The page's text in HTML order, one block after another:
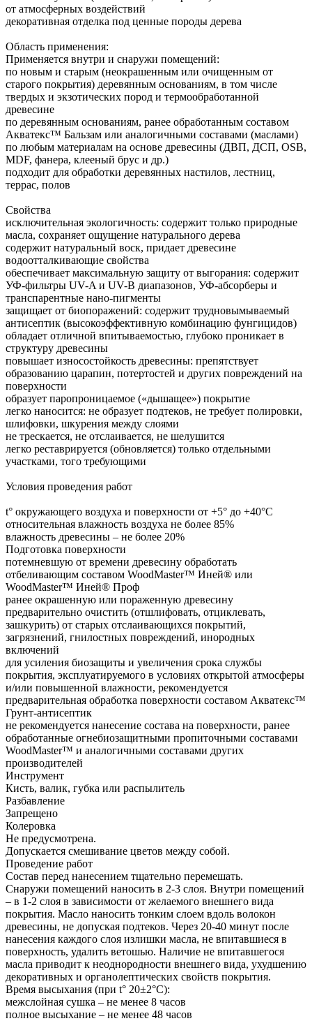
от атмосферных воздействий
декоративная отделка под ценные породы дерева
Область применения:
Применяется внутри и снаружи помещений:
по новым и старым (неокрашенным или очищенным от
старого покрытия) деревянным основаниям, в том числе
твердых и экзотических пород и термообработанной
древесине
по деревянным основаниям, ранее обработанным составом
Акватекс™ Бальзам или аналогичными составами (маслами)
по любым материалам на основе древесины (ДВП, ДСП, OSB,
MDF, фанера, клееный брус и др.)
подходит для обработки деревянных настилов, лестниц,
террас, полов
Свойства
исключительная экологичность: содержит только природные
масла, сохраняет ощущение натурального дерева
содержит натуральный воск, придает древесине
водоотталкивающие свойства
обеспечивает максимальную защиту от выгорания: содержит
УФ-фильтры UV-A и UV-B диапазонов, УФ-абсорберы и
транспарентные нано-пигменты
защищает от биопоражений: содержит трудновымываемый
антисептик (высокоэффективную комбинацию фунгицидов)
обладает отличной впитываемостью, глубоко проникает в
структуру древесины
повышает износостойкость древесины: препятствует
образованию царапин, потертостей и других повреждений на
поверхности
образует паропроницаемое («дышащее») покрытие
легко наносится: не образует подтеков, не требует полировки,
шлифовки, шкурения между слоями
не трескается, не отслаивается, не шелушится
легко реставрируется (обновляется) только отдельными
участками, того требующими
Условия проведения работ
t° окружающего воздуха и поверхности от +5° до +40°С
относительная влажность воздуха не более 85%
влажность древесины – не более 20%
Подготовка поверхности
потемневшую от времени древесину обработать
отбеливающим составом WoodMaster™ Иней® или
WoodMaster™ Иней® Проф
ранее окрашенную или пораженную древесину
предварительно очистить (отшлифовать, отциклевать,
зашкурить) от старых отслаивающихся покрытий,
загрязнений, гнилостных повреждений, инородных
включений
для усиления биозащиты и увеличения срока службы
покрытия, эксплуатируемого в условиях открытой атмосферы
и/или повышенной влажности, рекомендуется
предварительная обработка поверхности составом Акватекс™
Грунт-антисептик
не рекомендуется нанесение состава на поверхности, ранее
обработанные огнебиозащитными пропиточными составами
WoodMaster™ и аналогичными составами других
производителей
Инструмент
Кисть, валик, губка или распылитель
Разбавление
Запрещено
Колеровка
Не предусмотрена.
Допускается смешивание цветов между собой.
Проведение работ
Состав перед нанесением тщательно перемешать.
Снаружи помещений наносить в 2-3 слоя. Внутри помещений
– в 1-2 слоя в зависимости от желаемого внешнего вида
покрытия. Масло наносить тонким слоем вдоль волокон
древесины, не допуская подтеков. Через 20-40 минут после
нанесения каждого слоя излишки масла, не впитавшиеся в
поверхность, удалить ветошью. Наличие не впитавшегося
масла приводит к неоднородности внешнего вида, ухудшению
декоративных и органолептических свойств покрытия.
Время высыхания (при t° 20±2°С):
межслойная сушка – не менее 8 часов
полное высыхание – не менее 48 часов